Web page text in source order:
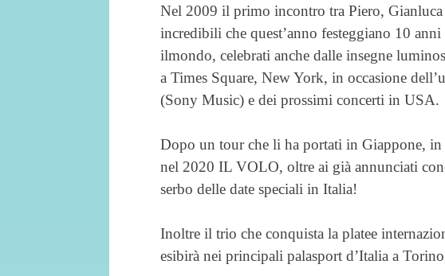
Nel 2009 il primo incontro tra Piero,
incredibili che quest’anno festeggiano 10
ilmondo, celebrati anche dalle insegne
a Times Square, New York, in occasione
(Sony Music) e dei prossimi concerti in USA.
Dopo un tour che li ha portati in Giappone,
nel 2020 IL VOLO, oltre ai già annunciati
serbo delle date speciali in Italia!
Inoltre il trio che conquista la platee
esibirà nei principali palasport d’Italia a